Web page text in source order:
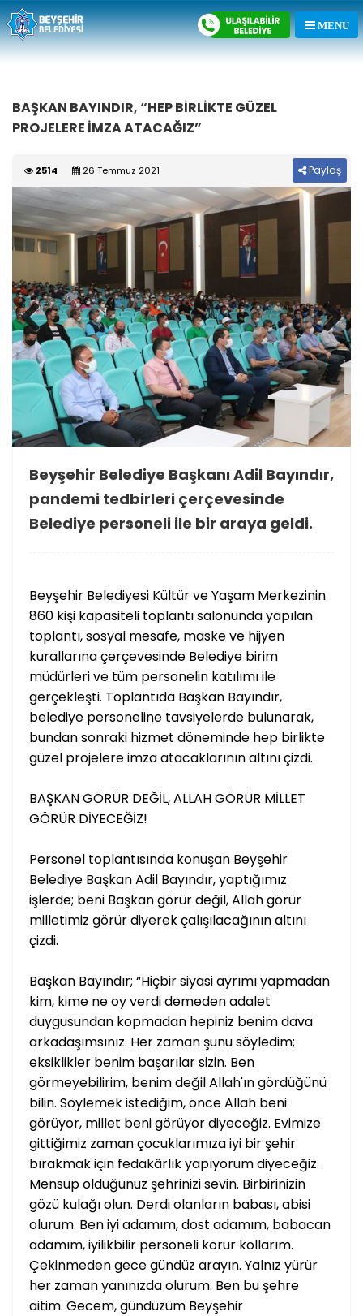
BAŞKAN BAYINDIR, “HEP BİRLİKTE GÜZEL
PROJELERE İMZA ATACAĞIZ”
2514 26 Temmuz 2021 Paylaş
Previous Next
Beyşehir Belediye Başkanı Adil Bayındır,
pandemi tedbirleri çerçevesinde
Belediye personeli ile bir araya geldi.
Beyşehir Belediyesi Kültür ve Yaşam Merkezinin
860 kişi kapasiteli toplantı salonunda yapılan
toplantı, sosyal mesafe, maske ve hijyen
kurallarına çerçevesinde Belediye birim
müdürleri ve tüm personelin katılımı ile
gerçekleşti. Toplantıda Başkan Bayındır,
belediye personeline tavsiyelerde bulunarak,
bundan sonraki hizmet döneminde hep birlikte
güzel projelere imza atacaklarının altını çizdi.
BAŞKAN GÖRÜR DEĞİL, ALLAH GÖRÜR MİLLET
GÖRÜR DİYECEĞİZ!
Personel toplantısında konuşan Beyşehir
Belediye Başkan Adil Bayındır, yaptığımız
işlerde; beni Başkan görür değil, Allah görür
milletimiz görür diyerek çalışılacağının altını
çizdi.
Başkan Bayındır; “Hiçbir siyasi ayrımı yapmadan
kim, kime ne oy verdi demeden adalet
duygusundan kopmadan hepiniz benim dava
arkadaşımsınız. Her zaman şunu söyledim;
eksiklikler benim başarılar sizin. Ben
görmeyebilirim, benim değil Allah'ın gördüğünü
bilin. Söylemek istediğim, önce Allah beni
görüyor, millet beni görüyor diyeceğiz. Evimize
gittiğimiz zaman çocuklarımıza iyi bir şehir
bırakmak için fedakârlık yapıyorum diyeceğiz.
Mensup olduğunuz şehrinizi sevin. Birbirinizin
gözü kulağı olun. Derdi olanların babası, abisi
olurum. Ben iyi adamım, dost adamım, babacan
adamım, iyilikbilir personeli korur kollarım.
Çekinmeden gece gündüz arayın. Yalnız yürür
her zaman yanınızda olurum. Ben bu şehre
aitim. Gecem, gündüzüm Beyşehir